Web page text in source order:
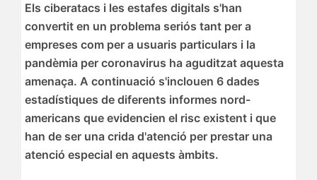
Els ciberatacs i les estafes digitals s'han
convertit en un problema seriós tant per a
empreses com per a usuaris particulars i la
pandèmia per coronavirus ha aguditzat aquesta
amenaça. A continuació s'inclouen 6 dades
estadístiques de diferents informes nord-
americans que evidencien el risc existent i que
han de ser una crida d'atenció per prestar una
atenció especial en aquests àmbits.